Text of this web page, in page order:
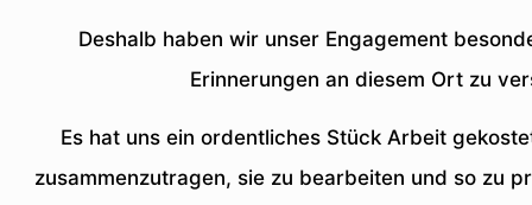
Deshalb haben wir unser Engagement
Erinnerungen an diesem Ort zu
Es hat uns ein ordentliches Stück Arbeit
zusammenzutragen, sie zu bearbeiten und so zu